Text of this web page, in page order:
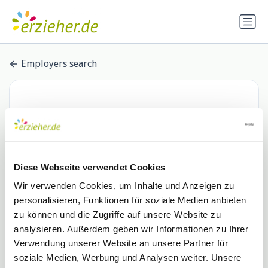
Diese Webseite verwendet Cookies
Wir verwenden Cookies, um Inhalte und Anzeigen zu
personalisieren, Funktionen für soziale Medien anbieten
zu können und die Zugriffe auf unsere Website zu
analysieren. Außerdem geben wir Informationen zu Ihrer
Verwendung unserer Website an unsere Partner für
soziale Medien, Werbung und Analysen weiter. Unsere
Employers search
Kinderhaus am Elm Inh. Johanna
Barnstorf-Brandes
1 Stellenangebot